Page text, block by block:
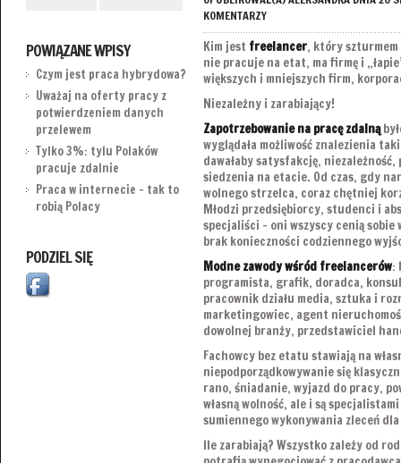
POWIĄZANE WPISY
Czym jest praca hybrydowa?
Uważaj na oferty pracy z
potwierdzeniem danych
przelewem
Tylko 3%: tylu Polaków
pracuje zdalnie
Praca w internecie – tak to
robią Polacy
PODZIEL SIĘ
KOMENTARZY
Kim jest freelancer, który szturmem
nie pracuje na etat, ma firmę i
większych i mniejszych firm,
Niezależny i zarabiający!
Zapotrzebowanie na pracę zdalną
wyglądała możliwość znalezienia
dawałaby satysfakcję, niezależność,
siedzenia na etacie. Od czas, gdy
wolnego strzelca, coraz chętniej
Młodzi przedsiębiorcy, studenci i
specjaliści – oni wszyscy cenią
brak konieczności codziennego
Modne zawody wśród freelancerów:
programista, grafik, doradca,
pracownik działu media, sztuka i
marketingowiec, agent
dowolnej branży, przedstawiciel
Fachowcy bez etatu stawiają na
niepodporządkowywanie się
rano, śniadanie, wyjazd do pracy,
własną wolność, ale i są
sumiennego wykonywania zleceń
Ile zarabiają? Wszystko zależy od